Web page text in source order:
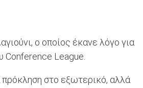
ο οποίος έκανε λόγο για
Conference League.
πρόκληση στο εξωτερικό, αλλά